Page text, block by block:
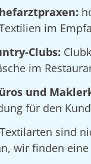
im
Clubs:
im
und
für den
sind
wir finden